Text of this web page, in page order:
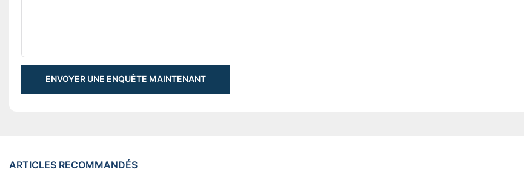
ENVOYER UNE ENQUÊTE MAINTENANT
ARTICLES RECOMMANDÉS